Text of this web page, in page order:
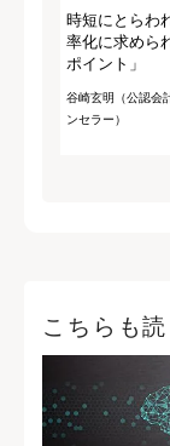
時短にとら
率化に求めら
ポイント」
谷崎玄明（公認会
ンセラー）
こちらも